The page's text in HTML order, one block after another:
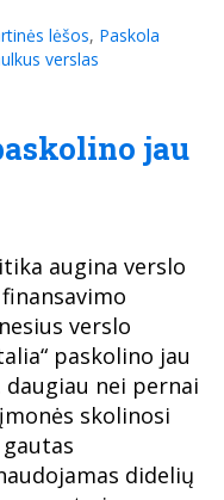
lėšos, Paskola
verslas
jau
augina verslo
verslo
paskolino jau
nei pernai
skolinosi
didelių